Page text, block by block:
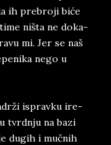
ih pre­bro­ji biće
time niš­ta ne do­ka­
mi. Jer se naš
nego u
is­prav­ku ire­
tvrd­nju na bazi
du­gih i mučnih